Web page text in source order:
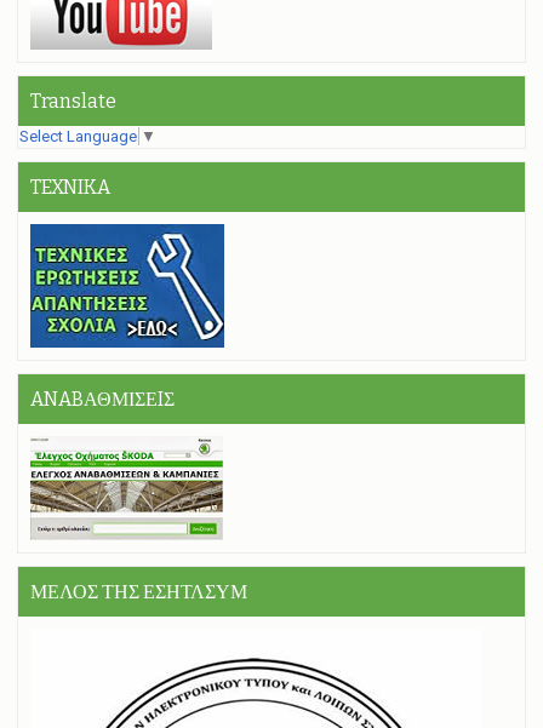
Translate
Select Language ▼
TEXNIKA
ANABΑΘΜΙΣΕIΣ
ΜΕΛΟΣ ΤΗΣ ΕΣΗΤΛΣΥΜ